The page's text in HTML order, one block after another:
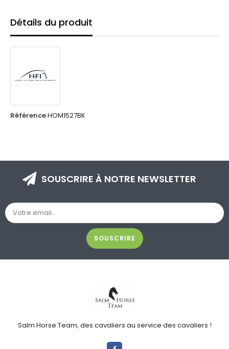
Détails du produit
RéférenceHOM1527BK
SOUSCRIRE À NOTRE NEWSLETTER
SOUSCRIRE
Salm Horse Team, des cavaliers au service des cavaliers !